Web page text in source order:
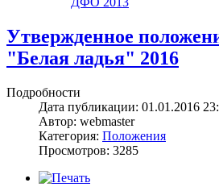
Утвержденное
"Белая ладья" 2016
Подробности
Дата публикации: 01.01.2016
Автор: webmaster
Категория: Положения
Просмотров: 3285